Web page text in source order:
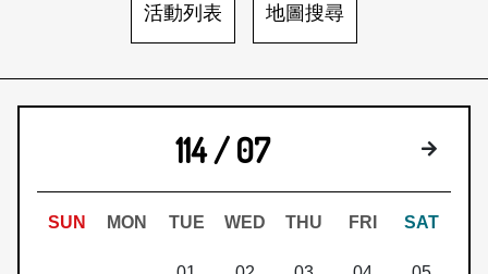
活動列表 地圖搜尋
114 / 07 下個月
SUN MON TUE WED THU FRI SAT